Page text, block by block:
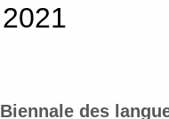
2021
Biennale des